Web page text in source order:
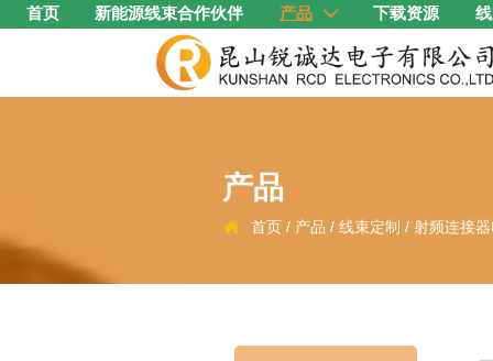
首页 新能源线束合作伙伴 产品  下载资源
产品
 首页 / 产品 /线束定制 /射频连接